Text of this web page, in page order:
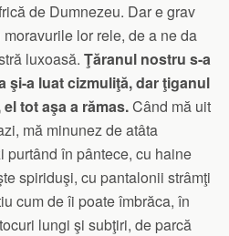
de Dumnezeu. Dar e grav
lor rele, de a ne da
luxoasă. Ţăranul nostru s-a
şi-a luat cizmuliţă, dar ţiganul
tot aşa a rămas.Când mă uit
mă minunez de atâta
purtând în pântece, cu haine
spiriduşi, cu pantalonii strâmţi
cum de îi poate îmbrăca, în
lungi şi subţiri, de parcă